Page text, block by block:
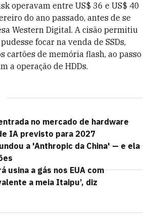
operavam entre US$ 36 e US$ 40
do ano passado, antes de se
Western Digital. A cisão permitiu
focar na venda de SSDs,
cartões de memória flash, ao passo
a operação de HDDs.
no mercado de hardware
IA previsto para 2027
a 'Anthropic da China' — e ela
usina a gás nos EUA com
a meia Itaipu’, diz